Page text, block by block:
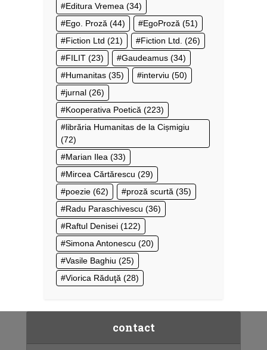
Editura Vremea (34)
Ego. Proză (44) EgoProză (51)
Fiction Ltd (21) Fiction Ltd. (26)
FILIT (23) Gaudeamus (34)
Humanitas (35) interviu (50)
jurnal (26)
Kooperativa Poetică (223)
librăria Humanitas de la Cișmigiu
(72)
Marian Ilea (33)
Mircea Cărtărescu (29)
poezie (62) proză scurtă (35)
Radu Paraschivescu (36)
Raftul Denisei (122)
Simona Antonescu (20)
Vasile Baghiu (25)
Viorica Răduţă (28)
contact